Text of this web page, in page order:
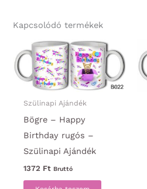
Kapcsolódó termékek
Szülinapi Ajándék
Bögre – Happy
Birthday rugós –
Szülinapi Ajándék
1372 Ft Bruttó